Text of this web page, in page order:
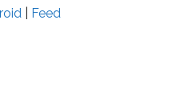
Feed